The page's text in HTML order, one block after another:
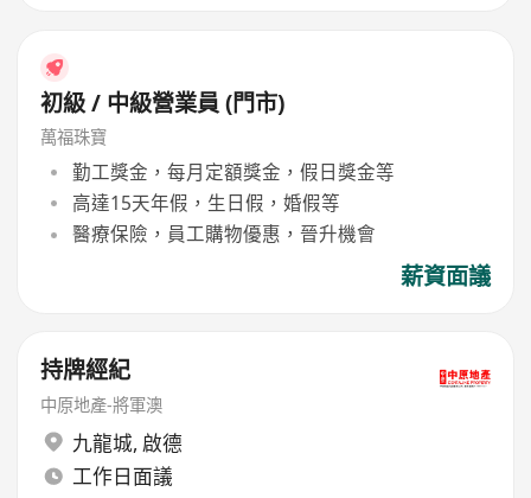
初級 / 中級營業員 (門市)
萬福珠寶
勤工獎金，每月定額獎金，假日獎金等
高達15天年假，生日假，婚假等
醫療保險，員工購物優惠，晉升機會
薪資面議
持牌經紀
中原地產-將軍澳
九龍城, 啟德
工作日面議